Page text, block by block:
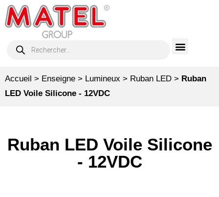
Accueil > Enseigne > Lumineux > Ruban LED > Ruban
LED Voile Silicone - 12VDC
Ruban LED Voile Silicone
- 12VDC